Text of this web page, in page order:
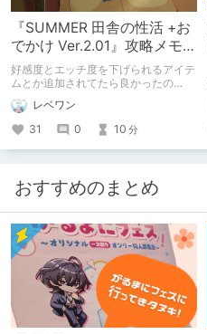
『SUMMER 田舎の性活 +お
でかけ Ver.2.01』攻略メモ＋
バグ
好感度とエッチ度を下げられるアイテ
ムとか追加されてたら良かったの
レベワン
31
0 10 分
おすすめのまとめ